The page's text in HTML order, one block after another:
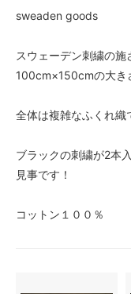
sweaden goods
スウェーデン刺繍の施
100cm×150cmの大き
全体は複雑なふくれ織
ブラックの刺繍が2本
見事です！
コットン１００％